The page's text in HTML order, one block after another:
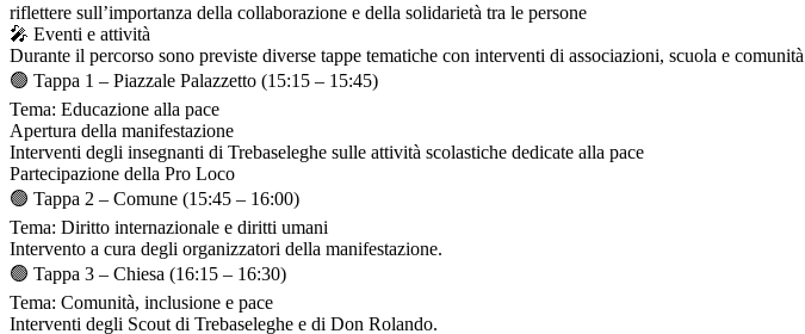
riflettere sull’importanza della collaborazione e della solidarietà tra le persone
🎤 Eventi e attività
Durante il percorso sono previste diverse tappe tematiche con interventi di associazioni, scuola e
🟢 Tappa 1 – Piazzale Palazzetto (15:15 – 15:45)
Tema: Educazione alla pace
Apertura della manifestazione
Interventi degli insegnanti di Trebaseleghe sulle attività scolastiche dedicate alla pace
Partecipazione della Pro Loco
🟢 Tappa 2 – Comune (15:45 – 16:00)
Tema: Diritto internazionale e diritti umani
Intervento a cura degli organizzatori della manifestazione.
🟢 Tappa 3 – Chiesa (16:15 – 16:30)
Tema: Comunità, inclusione e pace
Interventi degli Scout di Trebaseleghe e di Don Rolando.